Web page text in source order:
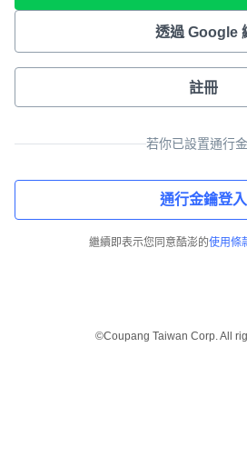
透過 Google
註冊
若你已設置通行
通行金鑰登入
繼續即表示您同意酷澎的使用條
©Coupang Taiwan Corp. All